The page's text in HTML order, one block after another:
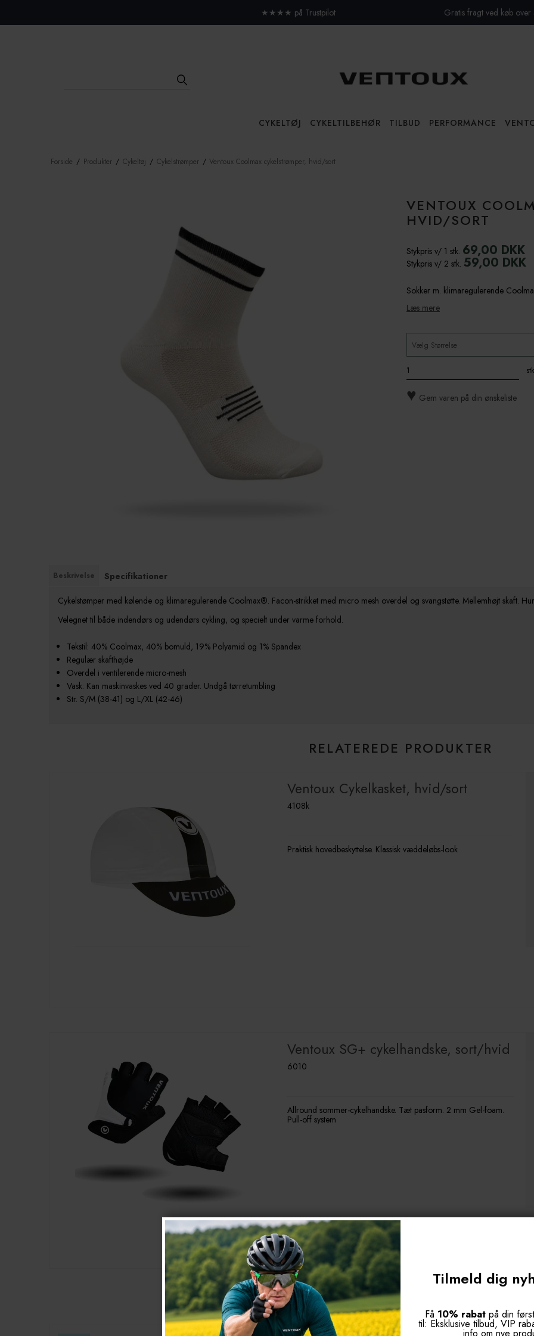
★★★★ på Trustpilot Gratis fragt ved køb
CYKELTØJ
Jakker og veste
Svedundertøj
CYKELTILBEHØR TILBUD
Outlet
PERFORMANCE
Beklædning
Merinould eller
Kontakt os
Forside / Produkter / Cykeltøj / Cykelstrømper / Ventoux Coolmax cykelstrømper, hvid/sort
VENTOUX
HVID/SORT
Stykpris v/ 1 stk. 69,00 DKK
Stykpris v/ 2 stk. 59,00 DKK
Sokker m. klimaregulerende
Læs mere
Vælg Størrelse
♥ Gem varen på din ønskeliste
Beskrivelse Specifikationer
Cykelstømper med kølende og klimaregulerende Coolmax®. Facon-strikket med micro mesh overdel og svangstøtte. Mellemhøjt skaft.
Velegnet til både indendørs og udendørs cykling, og specielt under varme forhold.
Tekstil: 40% Coolmax, 40% bomuld, 19% Polyamid og 1% Spandex
Regulær skafthøjde
Overdel i ventilerende micro-mesh
Vask: Kan maskinvaskes ved 40 grader. Undgå tørretumbling
Str. S/M (38-41) og L/XL (42-46)
RELATEREDE PRODUKTER
Ventoux Cykelkasket, hvid/sort
4108k
Praktisk hovedbeskyttelse. Klassisk væddeløbs-look
Ventoux SG+ cykelhandske, sort/hvid
6010
Allround sommer-cykelhandske. Tæt pasform. 2 mm Gel-foam.
Pull-off system
KUNDER DER HAR KØBT DETTE PRODUKT HAR
Tilmeld dig
Få 10% rabatpå din
til: Eksklusive tilbud, VIP